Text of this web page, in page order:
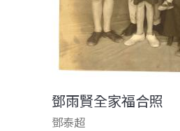
鄧雨賢全家福合照
鄧泰超